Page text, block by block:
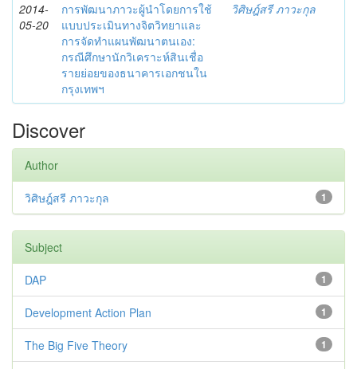
2014-
05-20
การพัฒนาภาวะผู้นำโดยการใช้
แบบประเมินทางจิตวิทยาและ
การจัดทำแผนพัฒนาตนเอง:
กรณีศึกษานักวิเคราะห์สินเชื่อ
รายย่อยของธนาคารเอกชนใน
กรุงเทพฯ
วิศิษฎ์สรี ภาวะกุล
Discover
Author
1
วิศิษฎ์สรี ภาวะกุล
Subject
1
DAP
1
Development Action Plan
1
The Big Five Theory